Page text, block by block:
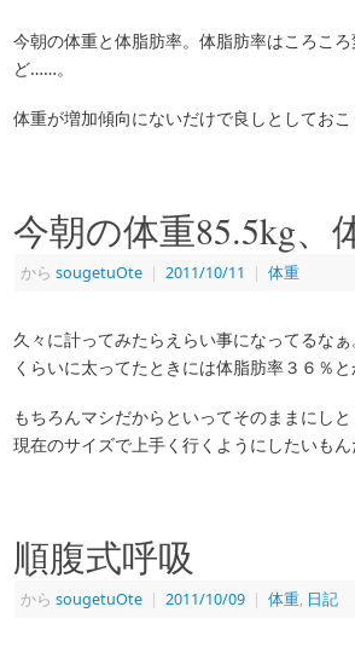
今朝の体重と体脂肪率。体脂肪率はころこ
ど……。
体重が増加傾向にないだけで良しとしておこ
今朝の体重85.5kg、
から sougetuOte | 2011/10/11 | 体重
久々に計ってみたらえらい事になってるな
くらいに太ってたときには体脂肪率３６％
もちろんマシだからといってそのままにし
現在のサイズで上手く行くようにしたいもん
順腹式呼吸
から sougetuOte | 2011/10/09 | 体重, 日記